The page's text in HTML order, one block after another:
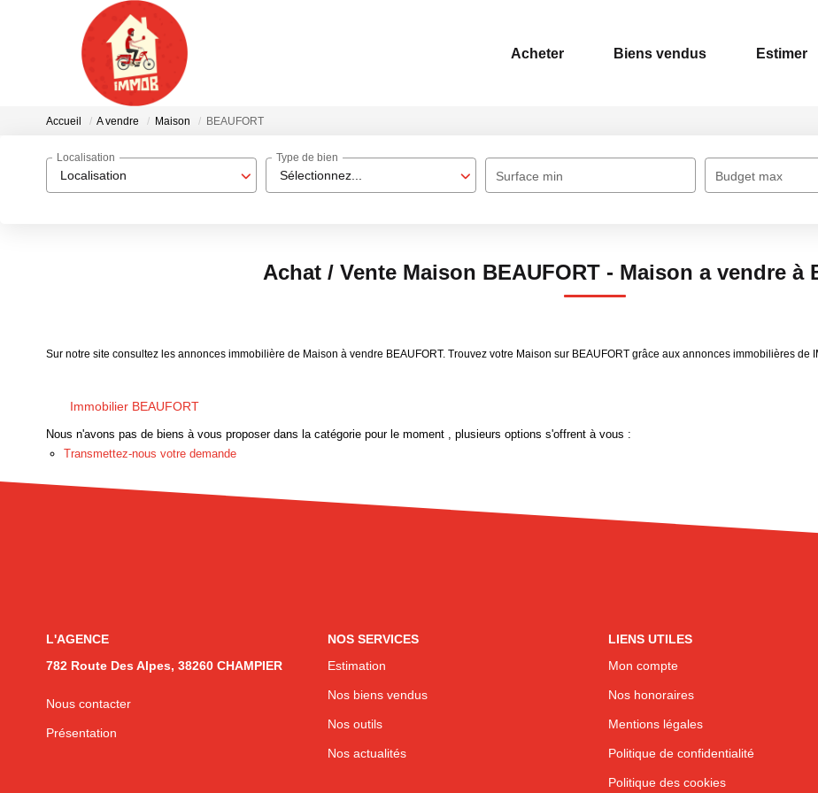
Acheter Biens vendus Estimer
Accueil A vendre Maison BEAUFORT
Localisation
Localisation
Sélectionnez...
Type de bien
Surface min Budget max
Achat / Vente Maison BEAUFORT - Maison a vendre à
Sur notre site consultez les annonces immobilière de Maison à vendre BEAUFORT. Trouvez votre Maison sur BEAUFORT grâce aux annonces immobilières de
Immobilier BEAUFORT
Nous n'avons pas de biens à vous proposer dans la catégorie pour le moment , plusieurs options s'offrent à vous :
Transmettez-nous votre demande
L'AGENCE
782 Route Des Alpes, 38260 CHAMPIER
Nous contacter
Présentation
NOS SERVICES
Estimation
Nos biens vendus
Nos outils
Nos actualités
LIENS UTILES
Mon compte
Nos honoraires
Mentions légales
Politique de confidentialité
Politique des cookies